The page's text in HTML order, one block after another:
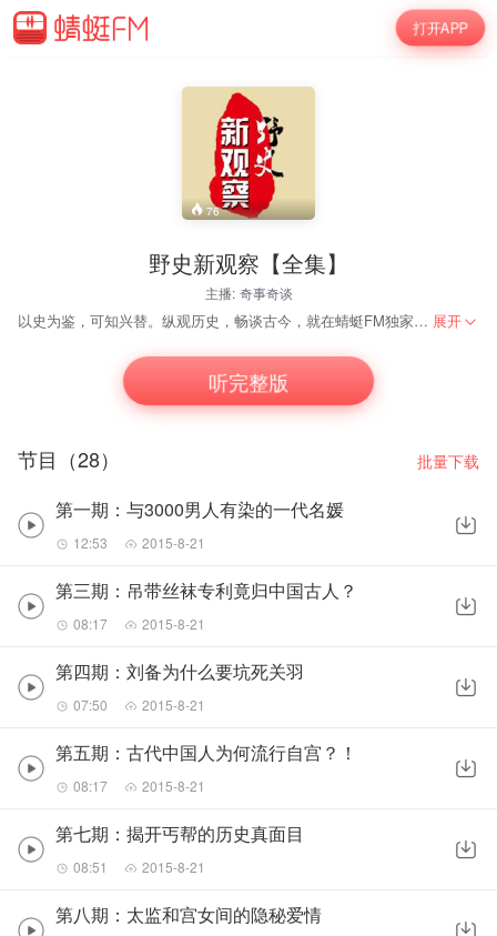
打开APP
76
野史新观察【全集】
主播: 奇事奇谈
以史为鉴，可知兴替。纵观历史，畅谈古今，就在蜻蜓FM独家《野史新观察》。 展开
听完整版
节目（28） 批量下载
第一期：与3000男人有染的一代名媛
12:53 2015-8-21
第三期：吊带丝袜专利竟归中国古人？
08:17 2015-8-21
第四期：刘备为什么要坑死关羽
07:50 2015-8-21
第五期：古代中国人为何流行自宫？！
08:17 2015-8-21
第七期：揭开丐帮的历史真面目
08:51 2015-8-21
第八期：太监和宫女间的隐秘爱情